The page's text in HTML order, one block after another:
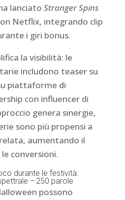
lanciato Stranger Spins
Netflix, integrando clip
i giri bonus.
la visibilità: le
includono teaser su
piattaforme di
con influencer di
genera sinergie,
sono più propensi a
aumentando il
conversioni.
durante le festività:
– 250 parole
possono